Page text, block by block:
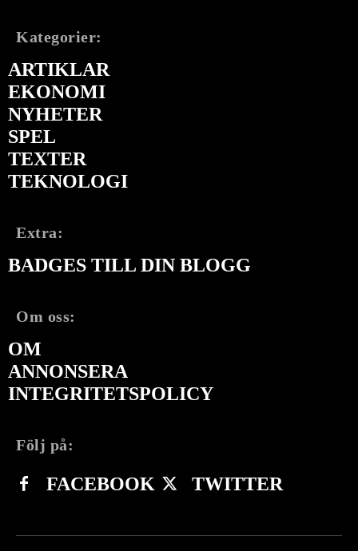
Kategorier:
ARTIKLAR
EKONOMI
NYHETER
SPEL
TEXTER
TEKNOLOGI
Extra:
BADGES TILL DIN BLOGG
Om oss:
OM
ANNONSERA
INTEGRITETSPOLICY
Följ på:
FACEBOOK TWITTER